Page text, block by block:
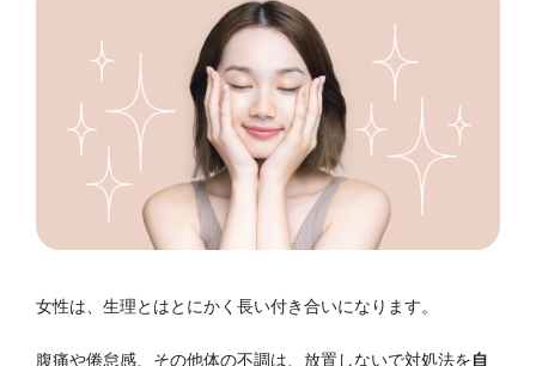
女性は、生理とはとにかく長い付き合いになります。
腹痛や倦怠感、その他体の不調は、放置しないで対処法を自